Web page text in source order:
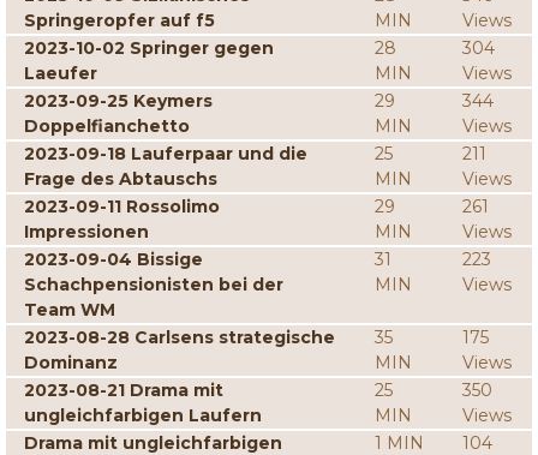
Springeropfer auf f5
MIN
Views
2023-10-02 Springer gegen
Laeufer
28
MIN
304
Views
2023-09-25 Keymers
Doppelfianchetto
29
MIN
344
Views
2023-09-18 Lauferpaar und die
Frage des Abtauschs
25
MIN
211
Views
2023-09-11 Rossolimo
Impressionen
29
MIN
261
Views
2023-09-04 Bissige
Schachpensionisten bei der
Team WM
31
MIN
223
Views
2023-08-28 Carlsens strategische
Dominanz
35
MIN
175
Views
2023-08-21 Drama mit
ungleichfarbigen Laufern
25
MIN
350
Views
Drama mit ungleichfarbigen
1 MIN
104